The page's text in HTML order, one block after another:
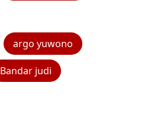
argo yuwono
Bandar judi